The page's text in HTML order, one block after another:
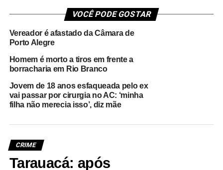
VOCÊ PODE GOSTAR
Vereador é afastado da Câmara de
Porto Alegre
Homem é morto a tiros em frente a
borracharia em Rio Branco
Jovem de 18 anos esfaqueada pelo ex
vai passar por cirurgia no AC: ‘minha
filha não merecia isso’, diz mãe
CRIME
Tarauacá: após